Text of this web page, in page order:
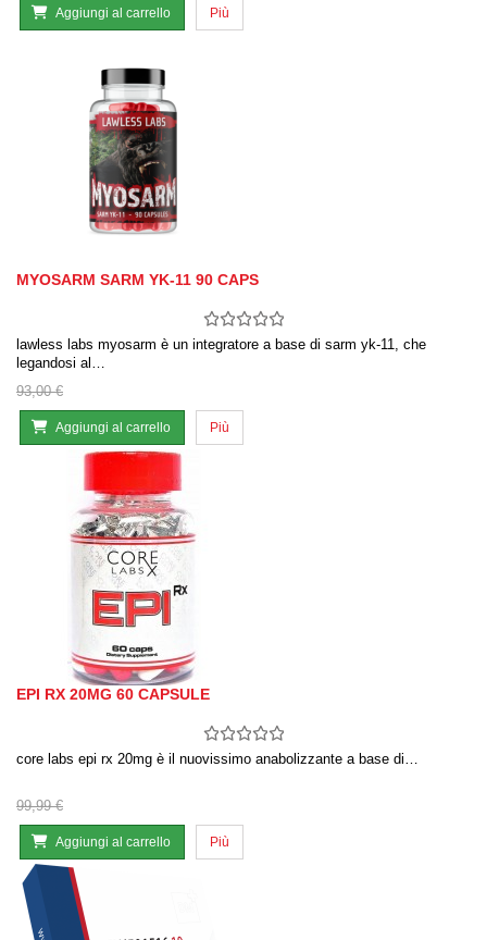
Aggiungi al carrello Più
MYOSARM SARM YK-11 90 CAPS
lawless labs myosarm è un integratore a base di sarm yk-11, che
legandosi al…
93,00 €
Aggiungi al carrello Più
EPI RX 20MG 60 CAPSULE
core labs epi rx 20mg è il nuovissimo anabolizzante a base di…
99,99 €
Aggiungi al carrello Più